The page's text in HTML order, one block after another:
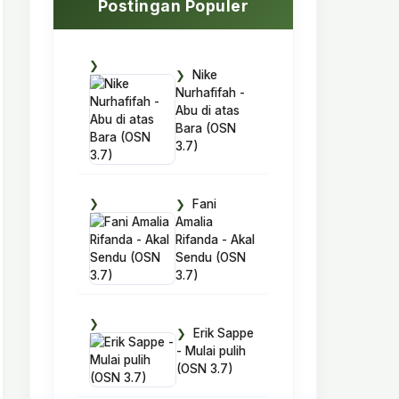
Postingan Populer
Nike
Nurhafifah -
Abu di atas
Bara (OSN
3.7)
Fani
Amalia
Rifanda - Akal
Sendu (OSN
3.7)
Erik Sappe
- Mulai pulih
(OSN 3.7)